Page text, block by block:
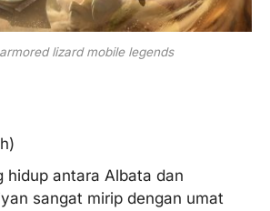
lizard mobile legends
hidup antara Albata dan
sangat mirip dengan umat